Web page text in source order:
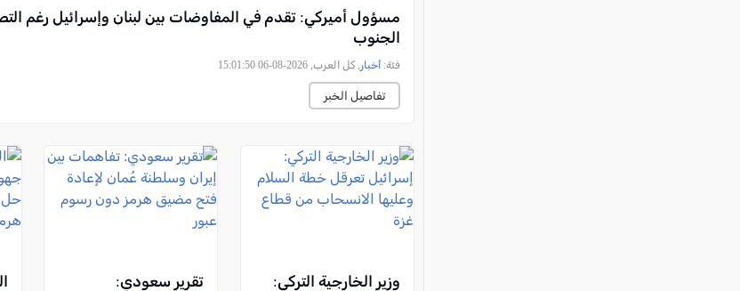
مسؤول أميركي: تقدم في المفاوضات بين لبنان وإسرائيل رغم
الجنوب
فئة: أخبار , كل العرب, 2026-08-06 15:01:50
تفاصيل الخبر
وزير الخارجية التركي:
تقرير سعودي: